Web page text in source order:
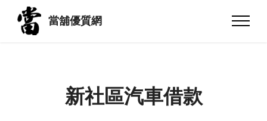
當舖優質網
新社區汽車借款